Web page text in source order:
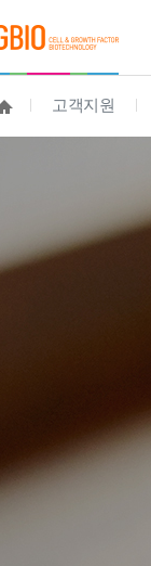
고객지원